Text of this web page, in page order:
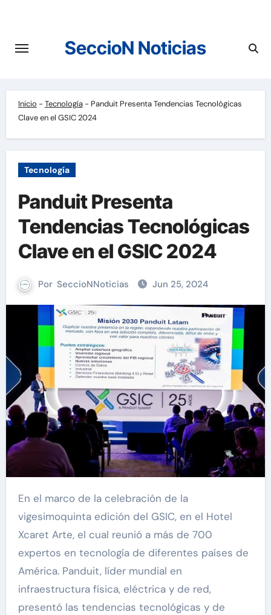
contenido
SeccioN Noticias
Inicio - Tecnología- Panduit Presenta Tendencias Tecnológicas
Clave en el GSIC 2024
Tecnología
Panduit Presenta
Tendencias Tecnológicas
Clave en el GSIC 2024
Por SeccioNNoticias Jun 25, 2024
En el marco de la celebración de la
vigesimoquinta edición del GSIC, en el Hotel
Xcaret Arte, el cual reunió a más de 700
expertos en tecnología de diferentes países de
América. Panduit, líder mundial en
infraestructura física, eléctrica y de red,
presentó las tendencias tecnológicas y de